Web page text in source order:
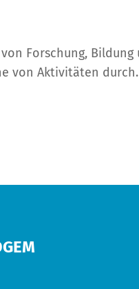
Forschung,
von Aktivitäten